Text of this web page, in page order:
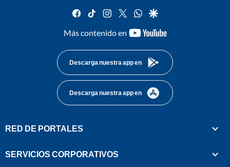
facebook
tiktok instagram
twitterwhatsapp
google
Más contenido en
youtube-
Descarga nuestra app en
Descarga nuestra app en
RED DE PORTALES
SERVICIOS CORPORATIVOS